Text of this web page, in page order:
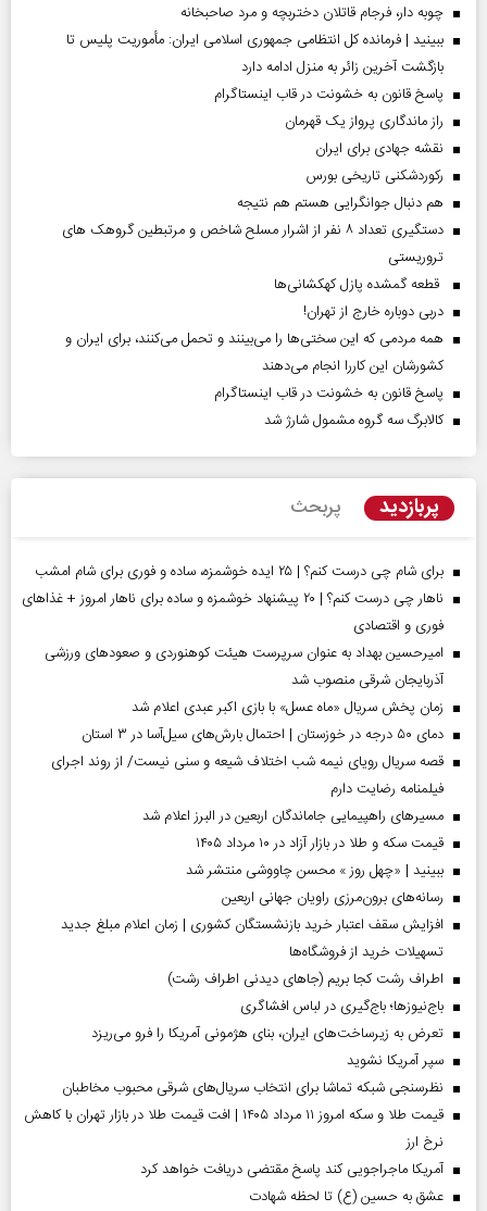
چوبه دار، فرجام قاتلان دختربچه و مرد صاحبخانه
ببینید | فرمانده کل انتظامی جمهوری اسلامی ایران­: مأموریت پلیس تا
بازگشت آخرین زائر به منزل ادامه دارد
پاسخ قانون به خشونت در قاب اینستاگرام
راز ماندگاری پرواز یک قهرمان
نقشه جهادی برای ایران
رکوردشکنی تاریخی بورس
هم دنبال جوانگرایی هستم هم نتیجه
دستگیری تعداد ۸ نفر از اشرار مسلح شاخص و مرتبطین گروهک های
تروریستی
قطعه گمشده پازل کهکشانی‌ها
دربی دوباره خارج از تهران!
همه مردمی که این سختی‌ها را می‌بینند و تحمل می‌کنند، برای ایران و
کشورشان این کاررا انجام می‌دهند
پاسخ قانون به خشونت در قاب اینستاگرام
کالابرگ سه گروه مشمول شارژ شد
پربازدید پربحث
برای شام چی درست کنم؟ | ۲۵ ایده خوشمزه، ساده و فوری برای شام امشب
ناهار چی درست کنم؟ | ۲۰ پیشنهاد خوشمزه و ساده برای ناهار امروز + غذاهای
فوری و اقتصادی
امیرحسین بهداد به عنوان سرپرست هیئت کوهنوردی و صعودهای ورزشی
آذربایجان شرقی منصوب شد
زمان پخش سریال «ماه عسل» با بازی اکبر عبدی اعلام شد
دمای ۵۰ درجه در خوزستان | احتمال بارش‌های سیل‌آسا در ۳ استان
قصه سریال رویای نیمه شب اختلاف شیعه و سنی نیست/ از روند اجرای
فیلمنامه رضایت دارم
مسیر‌های راهپیمایی جاماندگان اربعین در البرز اعلام شد
قیمت سکه و طلا در بازار آزاد در ۱۰ مرداد ۱۴۰۵
ببینید | «چهل روز » محسن چاووشی منتشر شد
رسانه‌های برون‌مرزی راویان جهانی اربعین
افزایش سقف اعتبار خرید بازنشستگان کشوری | زمان اعلام مبلغ جدید
تسهیلات خرید از فروشگاه‌ها
اطراف رشت کجا بریم (جاهای دیدنی اطراف رشت)
باج‌نیوزها؛ باج‌گیری در لباس افشاگری
تعرض به زیرساخت‌های ایران، بنای هژمونی آمریکا را فرو می‌ریزد
سپر آمریکا نشوید
نظرسنجی شبکه تماشا برای انتخاب سریال‌های شرقی محبوب مخاطبان
قیمت طلا و سکه امروز ۱۱ مرداد ۱۴۰۵ | افت قیمت طلا در بازار تهران با کاهش
نرخ ارز
آمریکا ماجراجویی کند پاسخ مقتضی دریافت خواهد کرد
عشق به حسین (ع) تا لحظه شهادت